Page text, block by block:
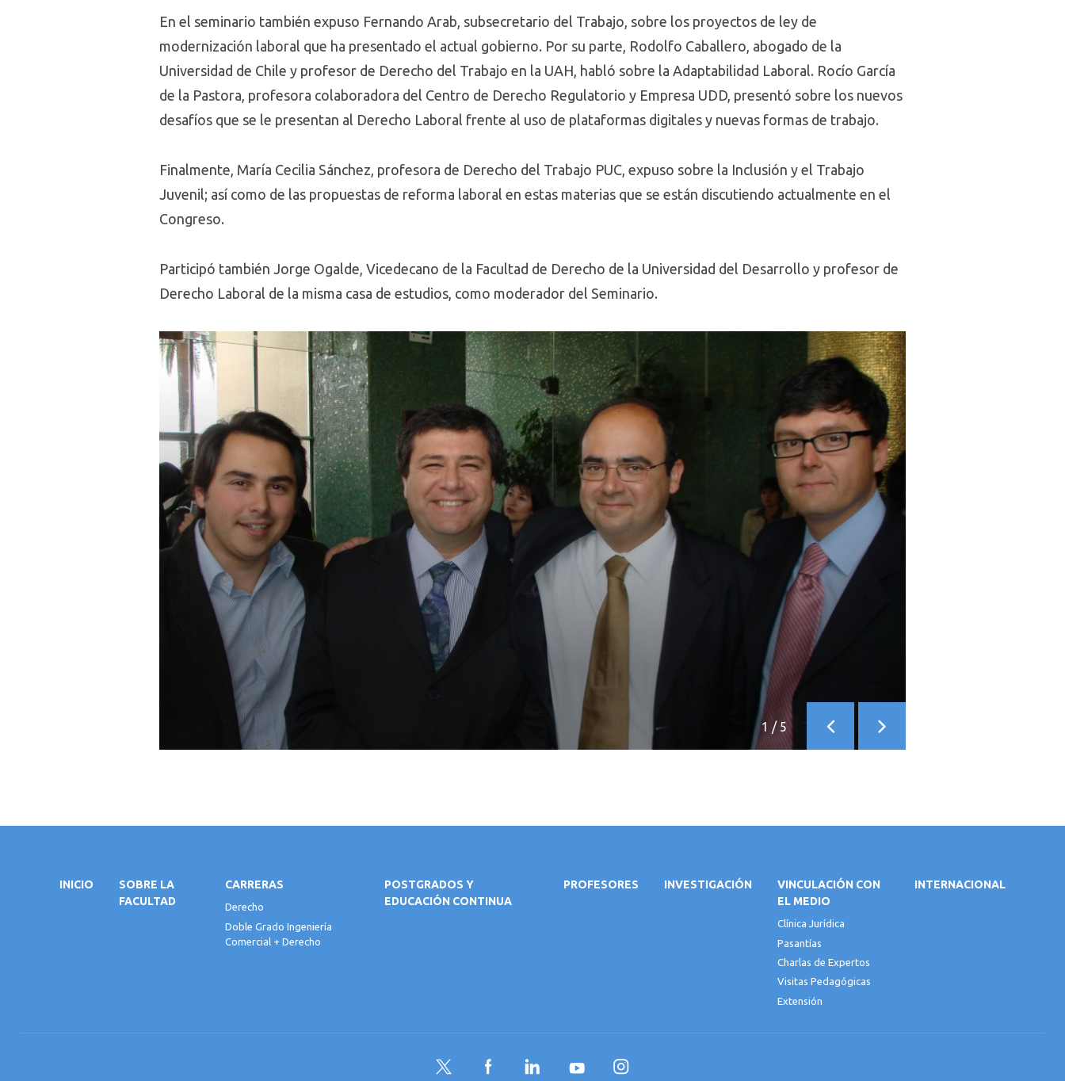
En el seminario también expuso Fernando Arab, subsecretario del Trabajo, sobre los proyectos de ley de
modernización laboral que ha presentado el actual gobierno. Por su parte, Rodolfo Caballero, abogado de la
Universidad de Chile y profesor de Derecho del Trabajo en la UAH, habló sobre la Adaptabilidad Laboral. Rocío García
de la Pastora, profesora colaboradora del Centro de Derecho Regulatorio y Empresa UDD, presentó sobre los nuevos
desafíos que se le presentan al Derecho Laboral frente al uso de plataformas digitales y nuevas formas de trabajo.
Finalmente, María Cecilia Sánchez, profesora de Derecho del Trabajo PUC, expuso sobre la Inclusión y el Trabajo
Juvenil; así como de las propuestas de reforma laboral en estas materias que se están discutiendo actualmente en el
Congreso.
Participó también Jorge Ogalde, Vicedecano de la Facultad de Derecho de la Universidad del Desarrollo y profesor de
Derecho Laboral de la misma casa de estudios, como moderador del Seminario.
1 / 5
Anterior Siguiente
INICIO
SOBRE LA
FACULTAD
CARRERAS
Derecho
Doble Grado Ingeniería
Comercial + Derecho
POSTGRADOS Y
EDUCACIÓN CONTINUA
PROFESORES INVESTIGACIÓN
VINCULACIÓN CON
EL MEDIO
Clínica Jurídica
Pasantías
Charlas de Expertos
Visitas Pedagógicas
Extensión
INTERNACIONAL
Twitter FacebookLinkedInYouTubeInstagram